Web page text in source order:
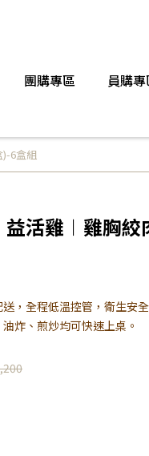
團購專區 員購
6盒組
益活雞︱雞胸
，全程低溫控管，衛生安
炸、煎炒均可快速上桌。